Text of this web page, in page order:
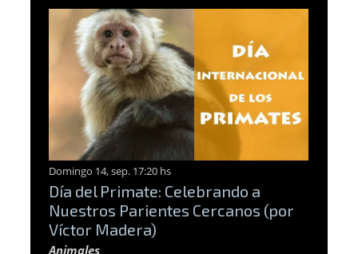
Domingo 14, sep. 17:20 hs
Día del Primate: Celebrando a
Nuestros Parientes Cercanos (por
Víctor Madera)
Animales